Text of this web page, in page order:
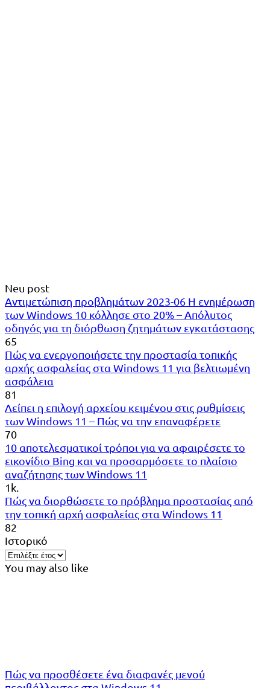
Neu post
Αντιμετώπιση προβλημάτων 2023-06 Η ενημέρωση
των Windows 10 κόλλησε στο 20% – Απόλυτος
οδηγός για τη διόρθωση ζητημάτων εγκατάστασης
65
Πώς να ενεργοποιήσετε την προστασία τοπικής
αρχής ασφαλείας στα Windows 11 για βελτιωμένη
ασφάλεια
81
Λείπει η επιλογή αρχείου κειμένου στις ρυθμίσεις
των Windows 11 – Πώς να την επαναφέρετε
70
10 αποτελεσματικοί τρόποι για να αφαιρέσετε το
εικονίδιο Bing και να προσαρμόσετε το πλαίσιο
αναζήτησης των Windows 11
1k.
Πώς να διορθώσετε το πρόβλημα προστασίας από
την τοπική αρχή ασφαλείας στα Windows 11
82
Ιστορικό
You may also like
Πώς να προσθέσετε ένα διαφανές μενού